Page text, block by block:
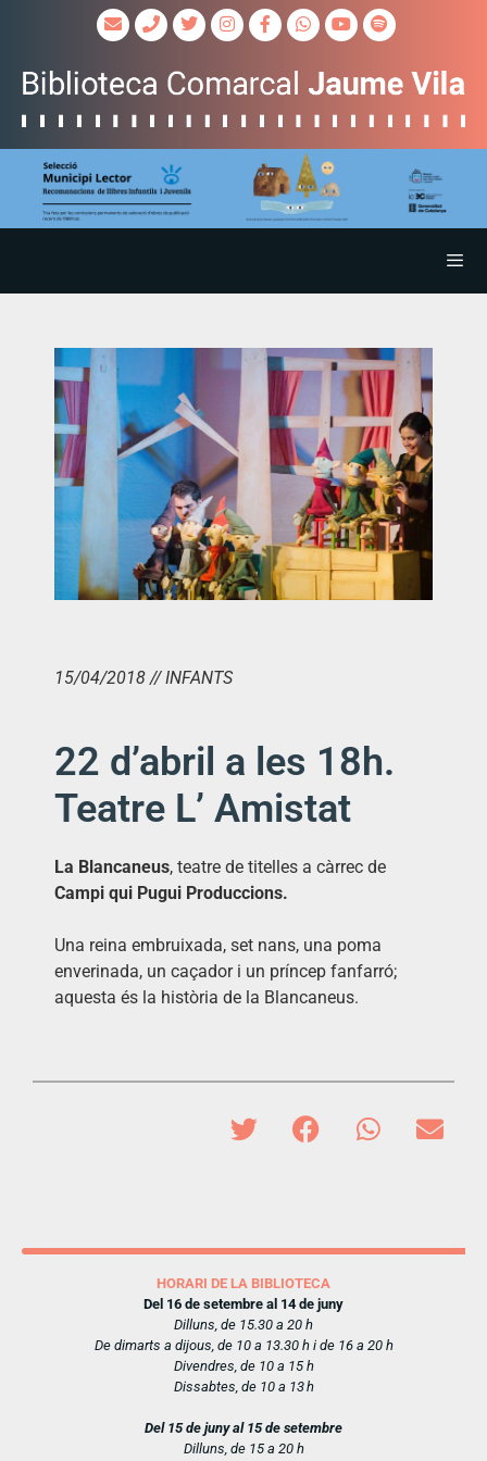
15/04/2018 // INFANTS
22 d’abril a les 18h.
Teatre L’ Amistat
La Blancaneus, teatre de titelles a càrrec de
Campi qui Pugui Produccions.
Una reina embruixada, set nans, una poma
enverinada, un caçador i un príncep fanfarró;
aquesta és la història de la Blancaneus.
HORARI DE LA BIBLIOTECA
Del 16 de setembre al 14 de juny
Dilluns, de 15.30 a 20 h
De dimarts a dijous, de 10 a 13.30 h i de 16 a 20 h
Divendres, de 10 a 15 h
Dissabtes, de 10 a 13 h
Del 15 de juny al 15 de setembre
Dilluns, de 15 a 20 h